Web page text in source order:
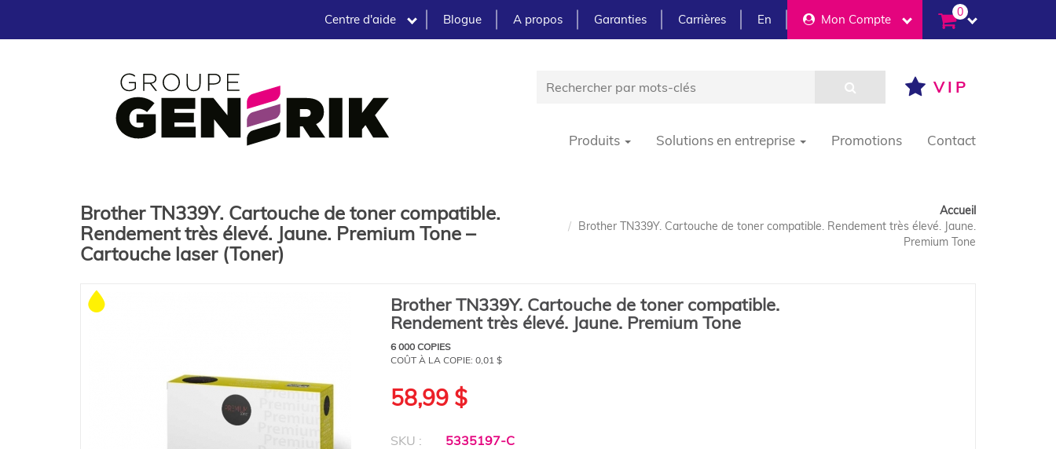
Centre d'aide Blogue A propos Garanties Carrières En Mon Compte 0
VIP
Produits Solutions en entreprise Promotions Contact
Brother TN339Y. Cartouche de toner compatible.
Rendement très élevé. Jaune. Premium Tone –
Cartouche laser (Toner)
Accueil
Brother TN339Y. Cartouche de toner compatible. Rendement très élevé. Jaune.
Premium Tone
Brother TN339Y. Cartouche de toner compatible.
Rendement très élevé. Jaune. Premium Tone
6 000 COPIES
COÛT À LA COPIE:0,01 $
58,99 $
SKU : 5335197-C